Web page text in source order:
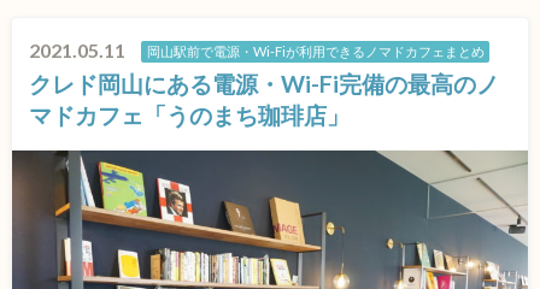
2021.05.11 岡山駅前で電源・Wi-Fiが利用できるノマドカフェまとめ
クレド岡山にある電源・Wi-Fi完備の最高のノ
マドカフェ「うのまち珈琲店」